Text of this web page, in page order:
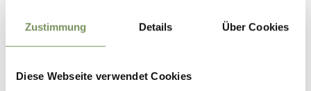
Zustimmung Details Über Cookies
Diese Webseite verwendet Cookies